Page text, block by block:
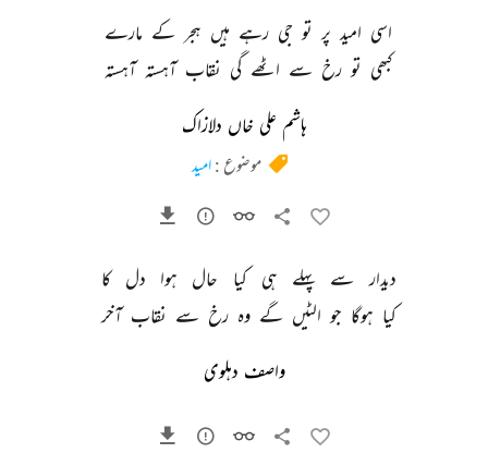
اسی امید پر تو جی رہے ہیں ہجر کے مارے
کبھی تو رخ سے اٹھے گی نقاب آہستہ آہستہ
ہاشم علی خاں دلازاک
موضوع :امید
دیدار سے پہلے ہی کیا حال ہوا دل
کا
کیا ہوگا جو الٹیں گے وہ رخ سے نقاب آخر
واصف دہلوی